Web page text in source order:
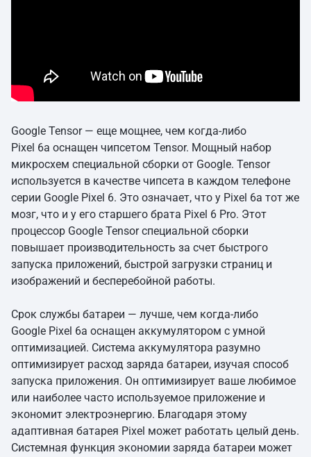
Google Tensor — еще мощнее, чем когда-либо
Pixel 6a оснащен чипсетом Tensor. Мощный набор
микросхем специальной сборки от Google. Tensor
используется в качестве чипсета в каждом телефоне
серии Google Pixel 6. Это означает, что у Pixel 6a тот же
мозг, что и у его старшего брата Pixel 6 Pro. Этот
процессор Google Tensor специальной сборки
повышает производительность за счет быстрого
запуска приложений, быстрой загрузки страниц и
изображений и бесперебойной работы.
Срок службы батареи — лучше, чем когда-либо
Google Pixel 6a оснащен аккумулятором с умной
оптимизацией. Система аккумулятора разумно
оптимизирует расход заряда батареи, изучая способ
запуска приложения. Он оптимизирует ваше любимое
или наиболее часто используемое приложение и
экономит электроэнергию. Благодаря этому
адаптивная батарея Pixel может работать целый день.
Системная функция экономии заряда батареи может